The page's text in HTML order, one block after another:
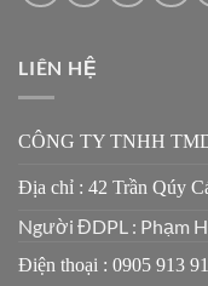
LIÊN HỆ
CÔNG TY TNHH
Địa chỉ : 42 Trần Qúy
Người ĐDPL : Phạm
Điện thoại : 0905 913